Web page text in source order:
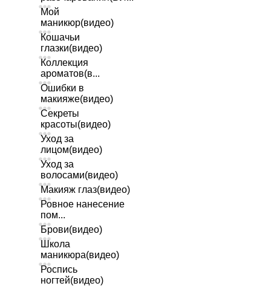
Мой
маникюр(видео)
Кошачьи
глазки(видео)
Коллекция
ароматов(в...
Ошибки в
макияже(видео)
Секреты
красоты(видео)
Уход за
лицом(видео)
Уход за
волосами(видео)
Макияж глаз(видео)
Ровное нанесение
пом...
Брови(видео)
Школа
маникюра(видео)
Роспись
ногтей(видео)